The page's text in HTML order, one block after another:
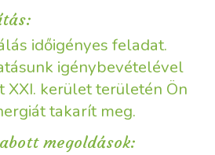
időigényes feladat.
igénybevételével
XXI. kerület területén Ön
takarít meg.
megoldások: